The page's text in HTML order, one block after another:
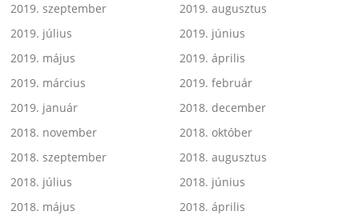
2019. szeptember
2019. augusztus
2019. július
2019. június
2019. május
2019. április
2019. március
2019. február
2019. január
2018. december
2018. november
2018. október
2018. szeptember
2018. augusztus
2018. július
2018. június
2018. május
2018. április